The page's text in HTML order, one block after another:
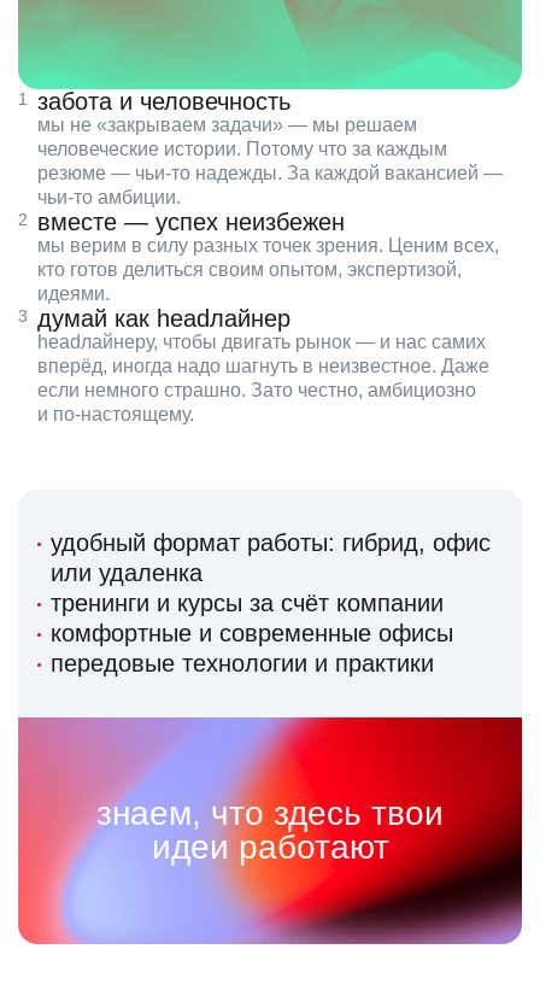
забота и человечность
мы не «закрываем задачи» — мы решаем
человеческие истории. Потому что за каждым
резюме — чьи‑то надежды. За каждой вакансией —
чьи‑то амбиции.
вместе — успех неизбежен
мы верим в силу разных точек зрения. Ценим всех,
кто готов делиться своим опытом, экспертизой,
идеями.
думай как headлайнер
headлайнеру, чтобы двигать рынок — и нас самих
вперёд, иногда надо шагнуть в неизвестное. Даже
если немного страшно. Зато честно, амбициозно
и по‑настоящему.
удобный формат работы: гибрид, офис
или удаленка
тренинги и курсы за счёт компании
комфортные и современные офисы
передовые технологии и практики
знаем, что здесь твои
идеи работают